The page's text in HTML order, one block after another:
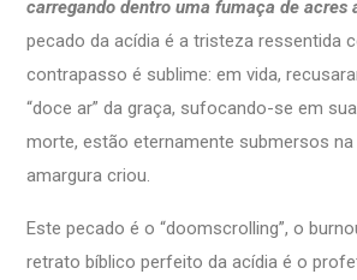
carregando dentro uma fumaça de acres
pecado da acídia é a tristeza ressentida
contrapasso é sublime: em vida,
“doce ar” da graça, sufocando-se em
morte, estão eternamente submersos na
amargura criou.
Este pecado é o “doomscrolling”, o
retrato bíblico perfeito da acídia é o